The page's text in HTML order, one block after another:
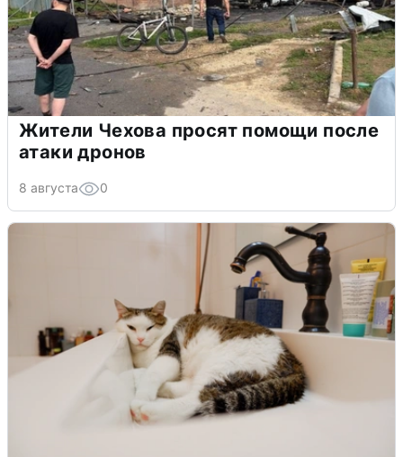
Жители Чехова просят помощи после
атаки дронов
8 августа 0